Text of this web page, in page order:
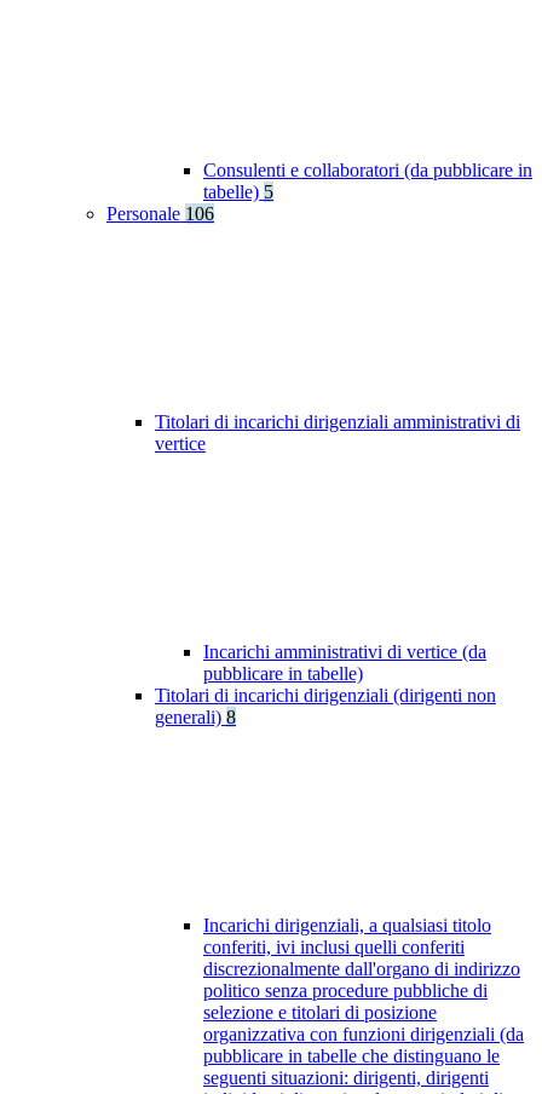
Consulenti e collaboratori (da pubblicare in
tabelle) 5
Personale 106
Titolari di incarichi dirigenziali amministrativi di
vertice
Incarichi amministrativi di vertice (da
pubblicare in tabelle)
Titolari di incarichi dirigenziali (dirigenti non
generali) 8
Incarichi dirigenziali, a qualsiasi titolo
conferiti, ivi inclusi quelli conferiti
discrezionalmente dall'organo di indirizzo
politico senza procedure pubbliche di
selezione e titolari di posizione
organizzativa con funzioni dirigenziali (da
pubblicare in tabelle che distinguano le
seguenti situazioni: dirigenti, dirigenti